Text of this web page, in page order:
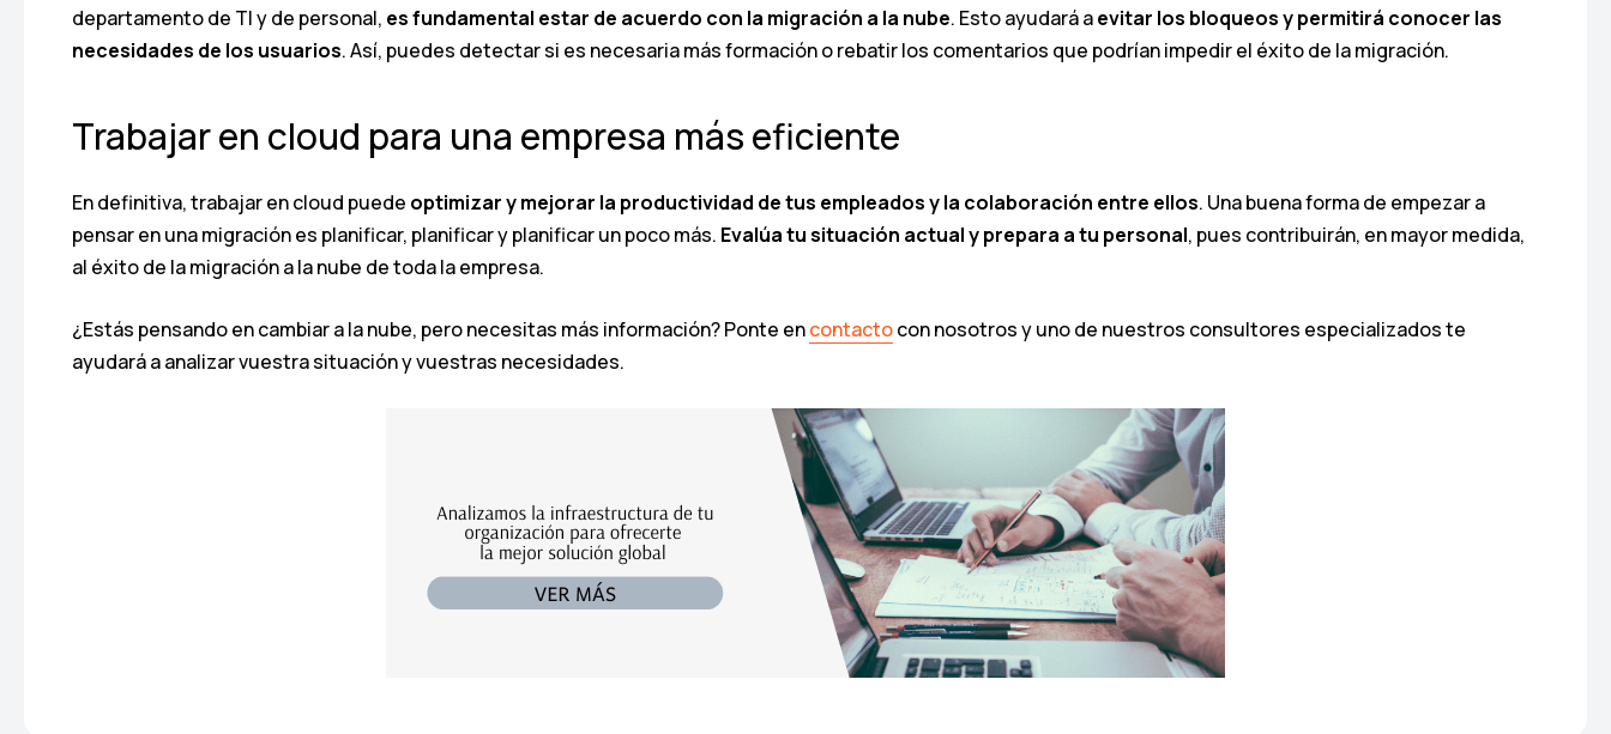
departamento de TI y de personal, es fundamental estar de acuerdo con la migración a la nube. Esto ayudará aevitar los bloqueos y permitirá conocer las
necesidades de los usuarios. Así, puedes detectar si es necesaria más formación o rebatir los comentarios que podrían impedir el éxito de la migración.
Trabajar en cloud para una empresa más eficiente
En definitiva, trabajar en cloud puede optimizar y mejorar la productividad de tus empleados y la colaboración entre ellos. Una buena forma de empezar a
pensar en una migración es planificar, planificar y planificar un poco más. Evalúa tu situación actual y prepara a tu personal, pues contribuirán, en mayor medida,
al éxito de la migración a la nube de toda la empresa.
¿Estás pensando en cambiar a la nube, pero necesitas más información? Ponte encontactocon nosotros y uno de nuestros consultores especializados te
ayudará a analizar vuestra situación y vuestras necesidades.